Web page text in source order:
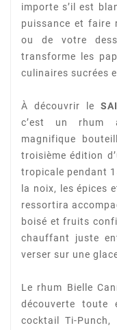
importe s’il est
puissance et faire
ou de votre
transforme les
culinaires sucrées
À découvrir le
c’est un rhum
magnifique
troisième édition
tropicale pendant
la noix, les épices
ressortira
boisé et fruits
chauffant juste
verser sur une
Le rhum Bielle
découverte toute
cocktail Ti-